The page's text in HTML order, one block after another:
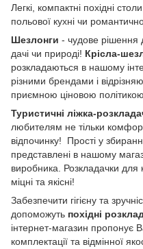
Легкі, компактні похідні
польової кухні чи
Шезлонги - чудове
дачі чи природі! Крісла-
розкладаються в нашому
різними брендами і
приємною ціновою
Туристичні ліжка-
любителям не тільки
відпочинку! Прості у
представлені в нашому
виробника. Розкладачки для
міцні та якісні!
Забезпечити гігієну та
допоможуть похідні
інтернет-магазин пропонує
комплектації та відмінної